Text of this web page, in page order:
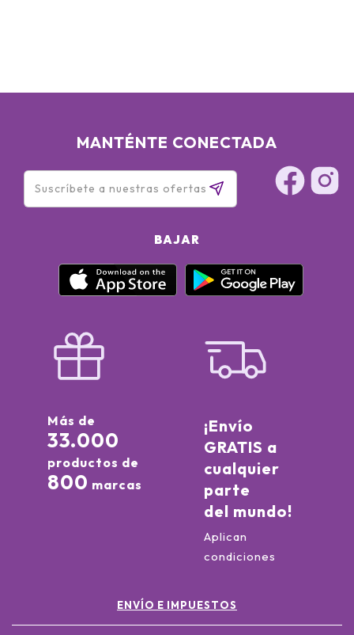
MANTÉNTE CONECTADA
BAJAR
Más de
33.000
productos de
800 marcas
¡Envío
GRATIS a
cualquier
parte
del mundo!
Aplican
condiciones
ENVÍO E IMPUESTOS